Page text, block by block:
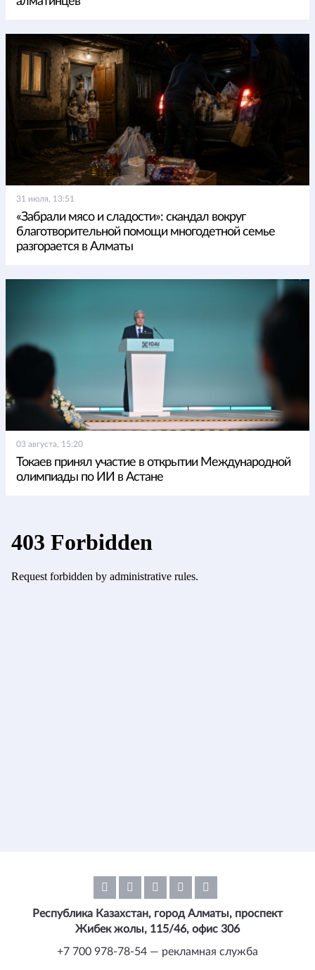
31 июля, 13:51
«Забрали мясо и сладости»: скандал вокруг
благотворительной помощи многодетной семье
разгорается в Алматы
03 августа, 15:20
Токаев принял участие в открытии Международной
олимпиады по ИИ в Астане
Республика Казахстан, город Алматы, проспект
Жибек жолы, 115/46, офис 306
+7 700 978-78-54 — рекламная служба